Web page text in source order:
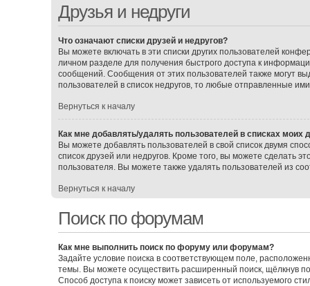
Друзья и недруги
Что означают списки друзей и недругов?
Вы можете включать в эти списки других пользователей
личном разделе для получения быстрого доступа к
сообщений. Сообщения от этих пользователей также могут
пользователей в список недругов, то любые отправленные
Вернуться к началу
Как мне добавлять/удалять пользователей в списках моих
Вы можете добавлять пользователей в свой список двумя
список друзей или недругов. Кроме того, вы можете сделать
пользователя. Вы можете также удалять пользователей из
Вернуться к началу
Поиск по форумам
Как мне выполнить поиск по форуму или форумам?
Задайте условие поиска в соответствующем поле,
темы. Вы можете осуществить расширенный поиск, щёлкнув
Способ доступа к поиску может зависеть от используемого